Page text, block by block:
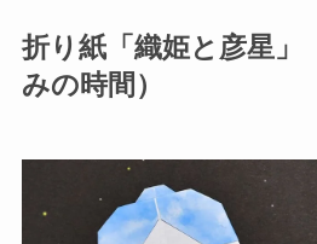
折り紙「織姫と彦星」
みの時間）